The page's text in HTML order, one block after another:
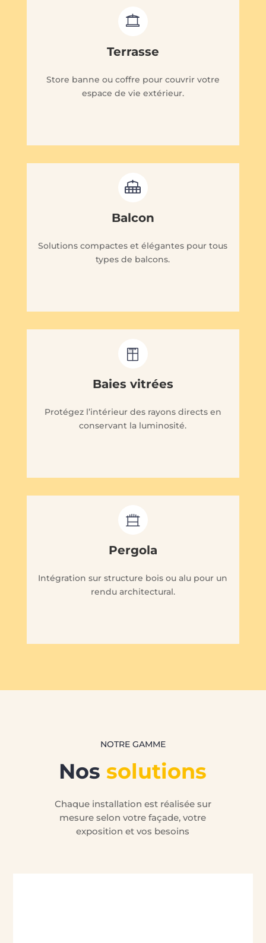
Terrasse
Store banne ou coffre pour couvrir votre
espace de vie extérieur.
Balcon
Solutions compactes et élégantes pour tous
types de balcons.
Baies vitrées
Protégez l’intérieur des rayons directs en
conservant la luminosité.
Pergola
Intégration sur structure bois ou alu pour un
rendu architectural.
NOTRE GAMME
Nos solutions
Chaque installation est réalisée sur
mesure selon votre façade, votre
exposition et vos besoins